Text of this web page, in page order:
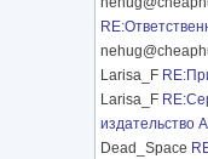
Larisa_F
Larisa_F
издательство
Dead_Space